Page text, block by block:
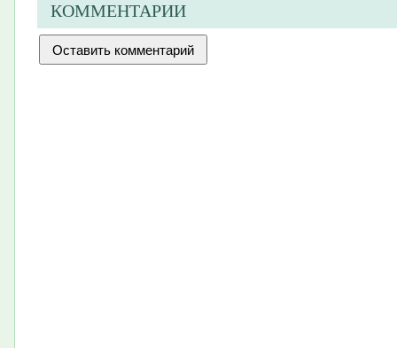
КОММЕНТАРИИ